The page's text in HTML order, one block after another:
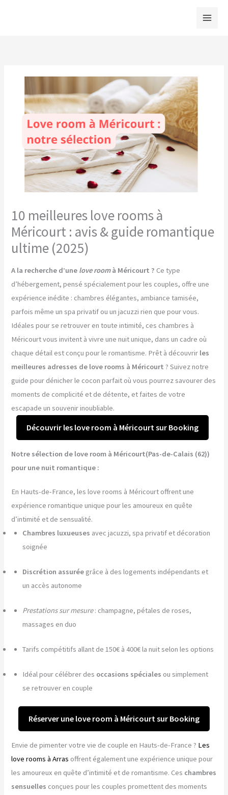
10 meilleures love rooms à
Méricourt : avis & guide romantique
ultime (2025)
A la recherche d’une love roomà Méricourt ? Ce type
d’hébergement, pensé spécialement pour les couples, offre une
expérience inédite : chambres élégantes, ambiance tamisée,
parfois même un spa privatif ou un jacuzzi rien que pour vous.
Idéales pour se retrouver en toute intimité, ces chambres à
Méricourt vous invitent à vivre une nuit unique, dans un cadre où
chaque détail est conçu pour le romantisme. Prêt à découvrir les
meilleures adresses de love rooms à Méricourt ? Suivez notre
guide pour dénicher le cocon parfait où vous pourrez savourer des
moments de complicité et de détente, et faites de votre
escapade un souvenir inoubliable.
Découvrir les love room à Méricourt sur Booking
Notre sélection de love room à Méricourt(Pas-de-Calais (62))
pour une nuit romantique :
En Hauts-de-France, les love rooms à Méricourt offrent une
expérience romantique unique pour les amoureux en quête
d’intimité et de sensualité.
Chambres luxueuses avec jacuzzi, spa privatif et décoration
soignée
Discrétion assurée grâce à des logements indépendants et
un accès autonome
Prestations sur mesure: champagne, pétales de roses,
massages en duo
Tarifs compétitifs allant de 150€ à 400€ la nuit selon les options
Idéal pour célébrer des occasions spéciales ou simplement
se retrouver en couple
Réserver une love room à Méricourt sur Booking
Envie de pimenter votre vie de couple en Hauts-de-France ? Les
love rooms à Arras offrent également une expérience unique pour
les amoureux en quête d’intimité et de romantisme. Ces chambres
sensuelles conçues pour les couples promettent des moments